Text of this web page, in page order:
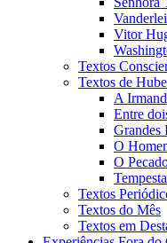
Vitor
Textos
Textos de
A
Entre
Grandes
O
O
Textos
Textos do Mês
Textos em